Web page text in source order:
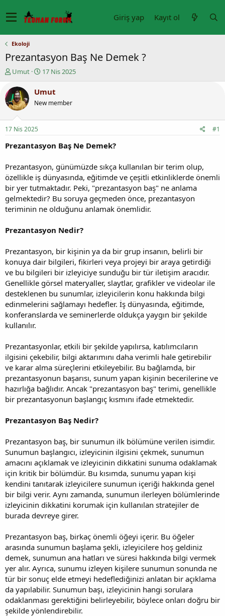
Giriş yap Kayıt ol
Ekoloji
Prezantasyon Baş Ne Demek ?
K
o
n
u
y
b
a
ş
t
a
n
Umut
B
ş
a
ç
t
r
i
h
i
17 Nis 2025
Umut
New member
17 Nis 2025 #1
Prezantasyon Baş Ne Demek?
Prezantasyon, günümüzde sıkça kullanılan bir terim olup,
özellikle iş dünyasında, eğitimde ve çeşitli etkinliklerde önemli
bir yer tutmaktadır. Peki, "prezantasyon baş" ne anlama
gelmektedir? Bu soruya geçmeden önce, prezantasyon
teriminin ne olduğunu anlamak önemlidir.
Prezantasyon Nedir?
Prezantasyon, bir kişinin ya da bir grup insanın, belirli bir
konuya dair bilgileri, fikirleri veya projeyi bir araya getirdiği
ve bu bilgileri bir izleyiciye sunduğu bir tür iletişim aracıdır.
Genellikle görsel materyaller, slaytlar, grafikler ve videolar ile
desteklenen bu sunumlar, izleyicilerin konu hakkında bilgi
edinmelerini sağlamayı hedefler. İş dünyasında, eğitimde,
konferanslarda ve seminerlerde oldukça yaygın bir şekilde
kullanılır.
Prezantasyonlar, etkili bir şekilde yapılırsa, katılımcıların
ilgisini çekebilir, bilgi aktarımını daha verimli hale getirebilir
ve karar alma süreçlerini etkileyebilir. Bu bağlamda, bir
prezantasyonun başarısı, sunum yapan kişinin becerilerine ve
hazırlığa bağlıdır. Ancak "prezantasyon baş" terimi, genellikle
bir prezantasyonun başlangıç kısmını ifade etmektedir.
Prezantasyon Baş Nedir?
Prezantasyon baş, bir sunumun ilk bölümüne verilen isimdir.
Sunumun başlangıcı, izleyicinin ilgisini çekmek, sunumun
amacını açıklamak ve izleyicinin dikkatini sunuma odaklamak
için kritik bir bölümdür. Bu kısımda, sunumu yapan kişi
kendini tanıtarak izleyicilere sunumun içeriği hakkında genel
bir bilgi verir. Aynı zamanda, sunumun ilerleyen bölümlerinde
izleyicinin dikkatini korumak için kullanılan stratejiler de
burada devreye girer.
Prezantasyon baş, birkaç önemli öğeyi içerir. Bu öğeler
arasında sunumun başlama şekli, izleyicilere hoş geldiniz
demek, sunumun ana hatları ve süresi hakkında bilgi vermek
yer alır. Ayrıca, sunumu izleyen kişilere sunumun sonunda ne
tür bir sonuç elde etmeyi hedeflediğinizi anlatan bir açıklama
da yapılabilir. Sunumun başı, izleyicinin hangi sorulara
odaklanması gerektiğini belirleyebilir, böylece onları doğru bir
şekilde yönlendirebilir.